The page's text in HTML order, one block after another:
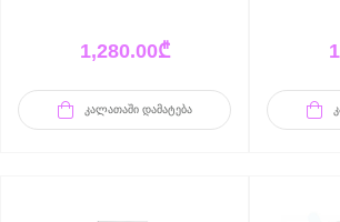
1,280.00₾
ᲙᲐᲚᲐᲗᲐᲨᲘ ᲓᲐᲛᲐᲢᲔᲑᲐ